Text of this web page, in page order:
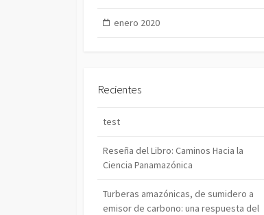
enero 2020
Recientes
test
Reseña del Libro: Caminos Hacia la
Ciencia Panamazónica
Turberas amazónicas, de sumidero a
emisor de carbono: una respuesta del